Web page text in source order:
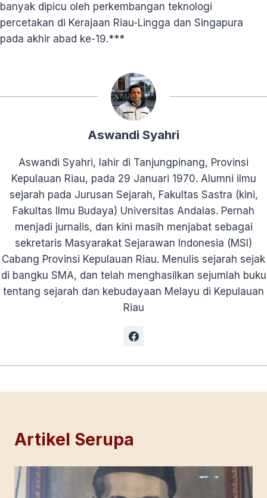
banyak dipicu oleh perkembangan teknologi
percetakan di Kerajaan Riau-Lingga dan Singapura
pada akhir abad ke-19.***
Aswandi Syahri
Aswandi Syahri, lahir di Tanjungpinang, Provinsi
Kepulauan Riau, pada 29 Januari 1970. Alumni ilmu
sejarah pada Jurusan Sejarah, Fakultas Sastra (kini,
Fakultas Ilmu Budaya) Universitas Andalas. Pernah
menjadi jurnalis, dan kini masih menjabat sebagai
sekretaris Masyarakat Sejarawan Indonesia (MSI)
Cabang Provinsi Kepulauan Riau. Menulis sejarah sejak
di bangku SMA, dan telah menghasilkan sejumlah buku
tentang sejarah dan kebudayaan Melayu di Kepulauan
Riau
Artikel Serupa